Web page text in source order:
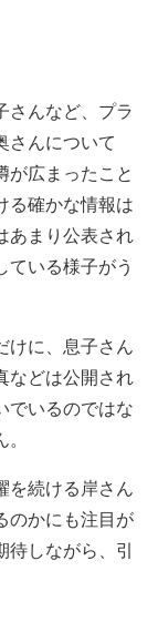
さんなど、プラ
さんについて
が広まったこと
る確かな情報は
あまり公表され
ている様子がう
けに、息子さん
などは公開され
でいるのではな
続ける岸さん
のかにも注目が
しながら、引